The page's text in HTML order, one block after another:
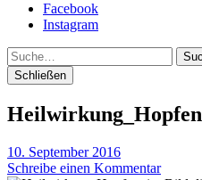
Facebook
Instagram
Suche
Schließen
Heilwirkung_Hopfen
10. September 2016
Schreibe einen Kommentar